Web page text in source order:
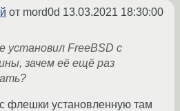
от mord0d 13.03.2021 18:30:00
установил FreeBSD с
зачем её ещё раз
флешки установленную там